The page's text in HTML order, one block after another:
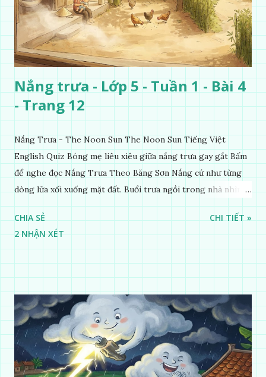
Nắng trưa - Lớp 5 - Tuần 1 - Bài 4
- Trang 12
Nắng Trưa - The Noon Sun The Noon Sun Tiếng Việt
English Quiz Bóng mẹ liêu xiêu giữa nắng trưa gay gắt Bấm
để nghe đọc Nắng Trưa Theo Băng Sơn Nắng cứ như từng
dòng lửa xối xuống mặt đất. Buổi trưa ngồi trong nhà nhìn
ra sân, thấy rất rõ n...
CHIA SẺ
2 NHẬN XÉT
CHI TIẾT »